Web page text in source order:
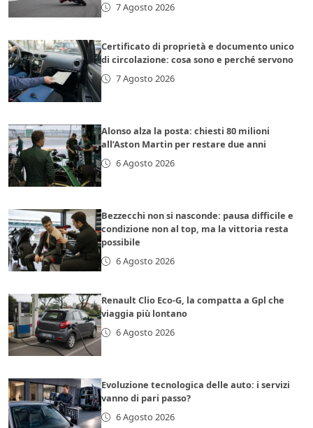
7 Agosto 2026
Certificato di proprietà e documento unico
di circolazione: cosa sono e perché servono
7 Agosto 2026
Alonso alza la posta: chiesti 80 milioni
all’Aston Martin per restare due anni
6 Agosto 2026
Bezzecchi non si nasconde: pausa difficile e
condizione non al top, ma la vittoria resta
possibile
6 Agosto 2026
Renault Clio Eco-G, la compatta a Gpl che
viaggia più lontano
6 Agosto 2026
Evoluzione tecnologica delle auto: i servizi
vanno di pari passo?
6 Agosto 2026